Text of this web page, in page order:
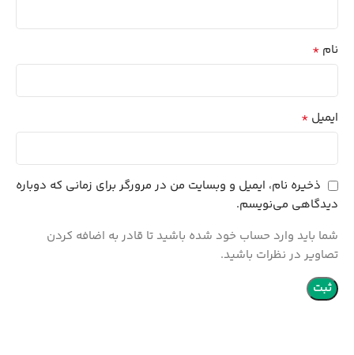
نام *
ایمیل *
ذخیره نام، ایمیل و وبسایت من در مرورگر برای زمانی که دوباره
دیدگاهی می‌نویسم.
شما باید وارد حساب خود شده باشید تا قادر به اضافه کردن
تصاویر در نظرات باشید.